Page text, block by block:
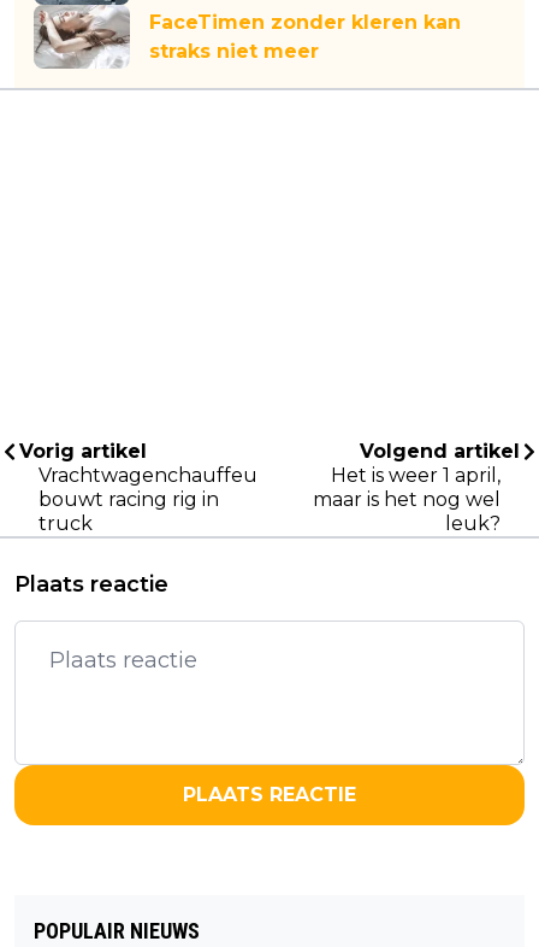
FaceTimen zonder kleren kan
straks niet meer
Vorig artikel
Vrachtwagenchauffeur
bouwt racing rig in
truck
Volgend artikel
Het is weer 1 april,
maar is het nog wel
leuk?
Plaats reactie
PLAATS REACTIE
POPULAIR NIEUWS